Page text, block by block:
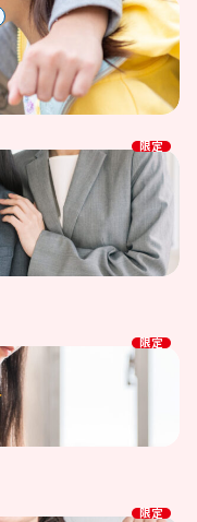
限定
限定
限定